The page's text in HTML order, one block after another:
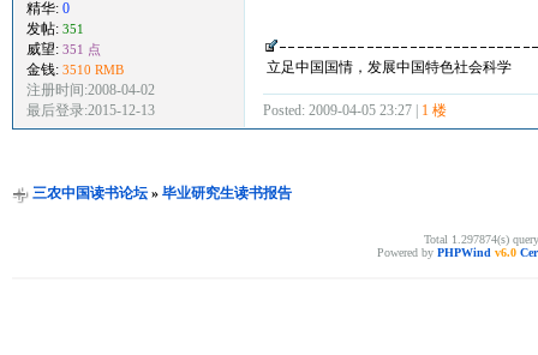
精华: 0
发帖: 351
威望: 351 点
金钱: 3510 RMB
注册时间:2008-04-02
最后登录:2015-12-13
立足中国国情，发展中国特色社会科学
Posted: 2009-04-05 23:27 | 1 楼
三农中国读书论坛» 毕业研究生读书报告
Total 1.297874(s)
Powered by PHPWind v6.0